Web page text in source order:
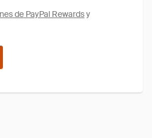
de PayPal Rewardsy